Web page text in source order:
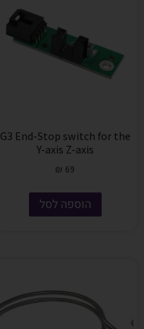
G3 End-Stop switch for the
Y-axis Z-axis
₪ 69
הוספה לסל